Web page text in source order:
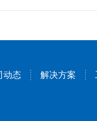
动态 解决方案